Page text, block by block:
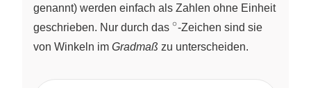
genannt) werden einfach als Zahlen ohne Einheit
geschrieben. Nur durch das ^\circ
∘‑Zeichen sind sie
von Winkeln im Gradmaß zu unterscheiden.